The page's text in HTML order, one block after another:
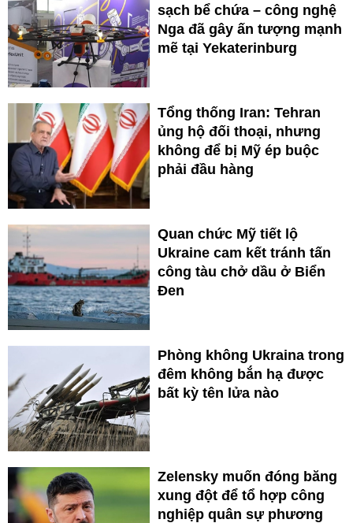
sạch bể chứa – công nghệ
Nga đã gây ấn tượng mạnh
mẽ tại Yekaterinburg
Tổng thống Iran: Tehran
ủng hộ đối thoại, nhưng
không để bị Mỹ ép buộc
phải đầu hàng
Quan chức Mỹ tiết lộ
Ukraine cam kết tránh tấn
công tàu chở dầu ở Biển
Đen
Phòng không Ukraina trong
đêm không bắn hạ được
bất kỳ tên lửa nào
Zelensky muốn đóng băng
xung đột để tổ hợp công
nghiệp quân sự phương